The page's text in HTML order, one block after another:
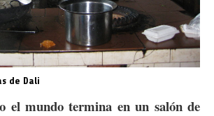
de Dali
el mundo termina en un salón de